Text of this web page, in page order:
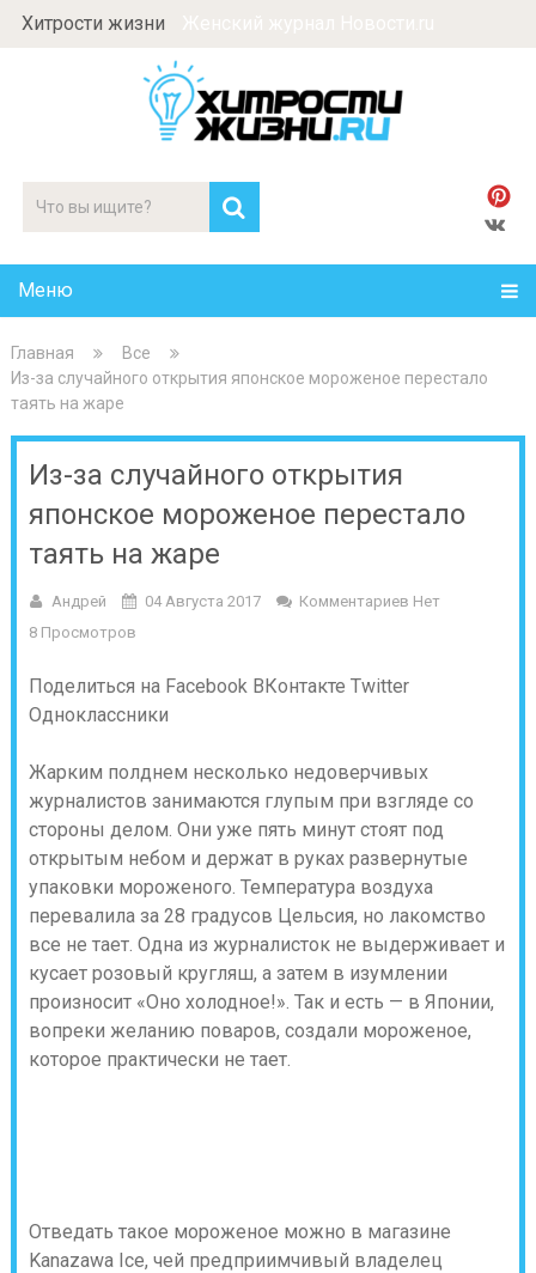
Хитрости жизни
Меню
Главная
Все
Из-за случайного открытия японское мороженое перестало
таять на жаре
Из-за случайного открытия
японское мороженое перестало
таять на жаре
Андрей 04 Августа 2017
Комментариев Нет
8 Просмотров
Поделиться на Facebook ВКонтакте Twitter
Одноклассники
Жарким полднем несколько недоверчивых
журналистов занимаются глупым при взгляде со
стороны делом. Они уже пять минут стоят под
открытым небом и держат в руках развернутые
упаковки мороженого. Температура воздуха
перевалила за 28 градусов Цельсия, но лакомство
все не тает. Одна из журналисток не выдерживает и
кусает розовый кругляш, а затем в изумлении
произносит «Оно холодное!». Так и есть — в Японии,
вопреки желанию поваров, создали мороженое,
которое практически не тает.
Отведать такое мороженое можно в магазине
Kanazawa Ice, чей предприимчивый владелец